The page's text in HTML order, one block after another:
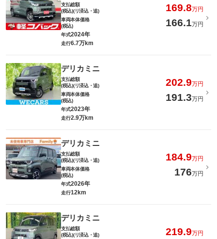
支払総額
(税込)(リ済込・追)
169.8万円
車両本体価格
(税込)
166.1万円
年式2024年
走行6.7万km
デリカミニ
支払総額
(税込)(リ済込・追)
202.9万円
車両本体価格
(税込)
191.3万円
年式2023年
走行2.9万km
デリカミニ
支払総額
(税込)(リ済込・追)
184.9万円
車両本体価格
(税込)
176万円
年式2026年
走行12km
デリカミニ
支払総額
(税込)(リ済込・追)
219.9万円